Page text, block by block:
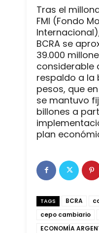
Tras el
FMI (Fondo
BCRA se
39.000
considerable
respaldo a la
pesos, que
se mantuvo
billones a
plan
TAGS BCRA
cepo cambiario
ECONOMÍA